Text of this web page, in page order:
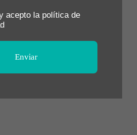
acepto la política de
Enviar